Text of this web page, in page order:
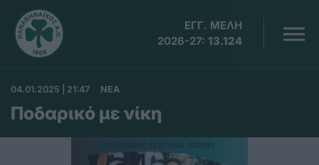
ΕΓΓ. ΜΕΛΗ
2026-27: 13.124
04.01.2025 | 21:47 ΝΕΑ
Ποδαρικό με νίκη